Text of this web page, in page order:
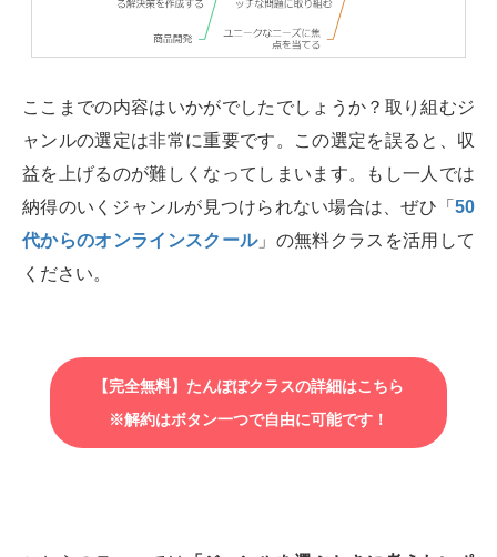
ここまでの内容はいかがでしたでしょうか？取り組むジ
ャンルの選定は非常に重要です。この選定を誤ると、収
益を上げるのが難しくなってしまいます。もし一人では
納得のいくジャンルが見つけられない場合は、ぜひ「 50
代からのオンラインスクール」の無料クラスを活用して
ください。
【完全無料】たんぽぽクラスの詳細はこちら
※解約はボタン一つで自由に可能です！